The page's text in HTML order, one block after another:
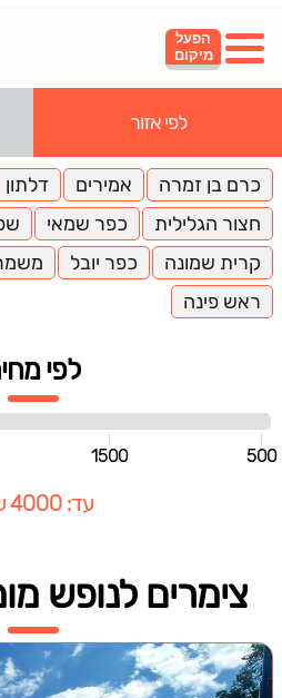
הפעל
מיקום
לפי אזור
כרם בן זמרה אמירים דלתון
חצור הגלילית
כפר שמאי
קרית שמונה
כפר יובל
ראש פינה
לפי
500
1500
עד: 4000 ש"ח
צימרים לנופש